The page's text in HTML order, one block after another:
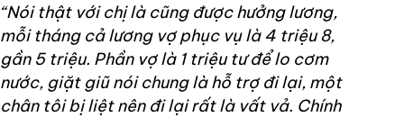
“Nói thật với chị là cũng được hưởng lương,
mỗi tháng cả lương vợ phục vụ là 4 triệu 8,
gần 5 triệu. Phần vợ là 1 triệu tư để lo cơm
nước, giặt giũ nói chung là hỗ trợ đi lại, một
chân tôi bị liệt nên đi lại rất là vất vả. Chính